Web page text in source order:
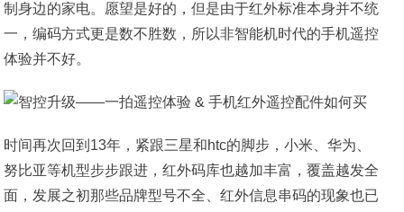
制身边的家电。愿望是好的，但是由于红外标准本身并不统
一，编码方式更是数不胜数，所以非智能机时代的手机遥控
体验并不好。
时间再次回到13年，紧跟三星和htc的脚步，小米、华为、
努比亚等机型步步跟进，红外码库也越加丰富，覆盖越发全
面，发展之初那些品牌型号不全、红外信息串码的现象也已